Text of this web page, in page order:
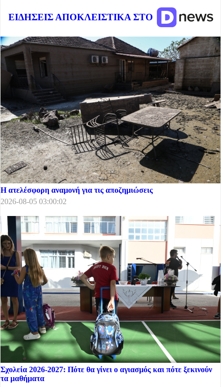
ΕΙΔΗΣΕΙΣ ΑΠΟΚΛΕΙΣΤΙΚΑ ΣΤΟ
Η ατελέσφορη αναμονή για τις αποζημιώσεις
2026-08-05 03:00:02
Σχολεία 2026-2027: Πότε θα γίνει ο αγιασμός και πότε ξεκινούν
τα μαθήματα